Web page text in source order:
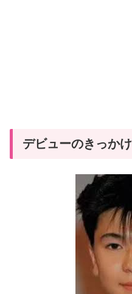
デビューのきっかけ